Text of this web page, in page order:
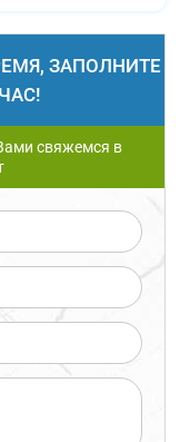
ЗАПОЛНИТЕ
свяжемся в